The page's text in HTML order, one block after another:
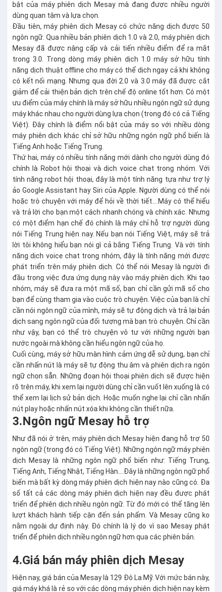
bật của máy phiên dịch Mesay mà đang được nhiều người
dùng quan tâm và lựa chọn.
Đầu tiên, máy phiên dịch Mesay có chức năng dịch được 50
ngôn ngữ. Qua nhiều bản phiên dịch 1.0 và 2.0, máy phiên dịch
Mesay đã được nâng cấp và cải tiến nhiều điểm để ra mắt
trong 3.0. Trong dòng máy phiên dịch 1.0 máy sở hữu tính
năng dịch thuật offline cho máy có thể dịch ngay cả khi không
có kết nối mạng. Nhưng qua đời 2.0 và 3.0 máy đã được cắt
giảm để cải thiện bản dịch trên chế độ online tốt hơn. Có một
ưu điểm của máy chính là máy sở hữu nhiều ngôn ngữ sử dụng
máy khác nhau cho người dùng lựa chọn (trong đó có cả Tiếng
Việt). Đây chính là điểm nổi bật của máy so với nhiều dòng
máy phiên dịch khác chỉ sở hữu những ngôn ngữ phổ biến là
Tiếng Anh hoặc Tiếng Trung.
Thứ hai, máy có nhiều tính năng mới dành cho người dùng đó
chính là Robot hội thoại và dịch voice chat trong nhóm. Với
tính năng robot hội thoại, đây là một tính năng tựa như trợ lý
ảo Google Assistant hay Siri của Apple. Người dùng có thể nói
hoặc trò chuyện với máy để hỏi về thời tiết….Máy có thể hiểu
và trả lời cho bạn một cách nhanh chóng và chính xác. Nhưng
có một điểm hạn chế đó chính là máy chỉ hỗ trợ người dùng
nói Tiếng Trung hiện nay. Nếu bạn nói Tiếng Việt, máy sẽ trả
lời tôi không hiểu bạn nói gì cả bằng Tiếng Trung. Và với tính
năng dịch voice chat trong nhóm, đây là tính năng mới được
phát triển trên máy phiên dịch. Có thể nói Mesay là người đi
đầu trong việc đưa ứng dụng này vào máy phiên dịch. Khi tạo
nhóm, máy sẽ đưa ra một mã số, bạn chỉ cần gửi mã số cho
bạn để cùng tham gia vào cuộc trò chuyện. Việc của bạn là chỉ
cần nói ngôn ngữ của mình, máy sẽ tự động dịch và trả lại bản
dịch sang ngôn ngữ của đối tượng mà bạn trò chuyện. Chỉ cần
như vậy, bạn có thể trò chuyện vô tư với những người bạn
nước ngoài mà không cần hiểu ngôn ngữ của họ.
Cuối cùng, máy sở hữu màn hình cảm ứng dễ sử dụng, bạn chỉ
cần nhấn nút là máy sẽ tự động thu âm và phiên dịch ra ngôn
ngữ chọn sẵn. Những đoạn hội thoại phiên dịch sẽ được hiện
rõ trên máy, khi xem lại người dùng chỉ cần vuốt lên xuống là có
thể xem lại lịch sử bản dịch. Hoặc muốn nghe lại chỉ cần nhấn
nút play hoặc nhấn nút xóa khi không cần thiết nữa.
3.Ngôn ngữ Mesay hỗ trợ
Như đã nói ở trên, máy phiên dịch Mesay hiện đang hỗ trợ 50
ngôn ngữ (trong đó có Tiếng Việt). Những ngôn ngữ máy phiên
dịch Mesay là những ngôn ngữ phổ biến như: Tiếng Trung,
Tiếng Anh, Tiếng Nhật, Tiếng Hàn….Đây là những ngôn ngữ phổ
biến mà bất kỳ dòng máy phiên dịch hiện nay nào cũng có. Đa
số tất cả các dòng máy phiên dịch hiện nay đều được phát
triển để phiên dịch nhiều ngôn ngữ. Từ đó mới có thể tăng lên
lượt khách hành tiếp cận đến sản phẩm. Và Mesay cũng ko
nằm ngoài dự định này. Đó chính là lý do vì sao Mesay phát
triển để phiên dịch nhiều ngôn ngữ hơn qua các phiên bản.
4.Giá bán máy phiên dịch Mesay
Hiện nay, giá bán của Mesay là 129 Đô La Mỹ. Với mức bán này,
giá máy khá là rẻ so với các dòng máy phiên dịch hiện nay kèm